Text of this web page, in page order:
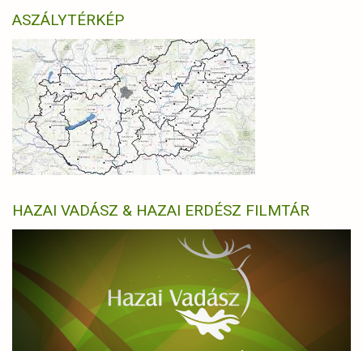
ASZÁLYTÉRKÉP
HAZAI VADÁSZ & HAZAI ERDÉSZ FILMTÁR